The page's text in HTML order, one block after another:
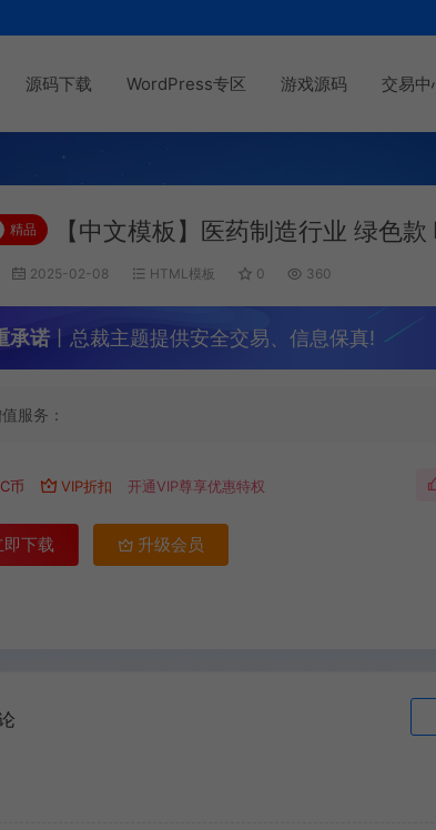
源码下载 WordPress专区 游戏源码 交易中
精品 【中文模板】医药制造行业 绿色款
2025-02-08 HTML模板 0 360
承诺 丨总裁主题提供安全交易、信息保真!
服务：
币 VIP折扣 开通VIP尊享优惠特权
即下载 升级会员